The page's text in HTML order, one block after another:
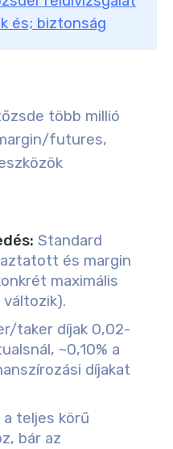
és; biztonság
több millió
futures,
Standard
és margin
maximális
taker díjak 0,02-
~0,10% a
díjakat
a teljes körű
bár az